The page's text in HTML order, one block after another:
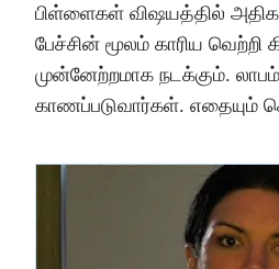
பிள்ளைகள் விஷயத்தில் அதிக
பேச்சின் மூலம் காரிய வெற்றி
முன்னேற்றமாக நடக்கும். லாபம்
காணப்படுவார்கள். எதையும்